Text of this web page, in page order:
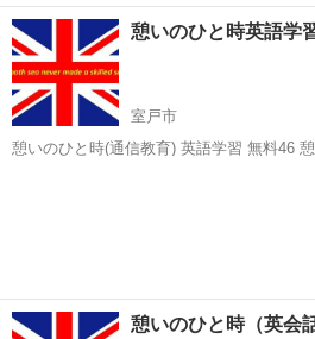
のつく時間に何時間でもマイペースで学べ
科書を選んでも良いです
高知 吾川郡 無料
憩いのひと時英語
室戸市
憩いのひと時(通信教育) 英語学習 無料46
憩いのひと時（英